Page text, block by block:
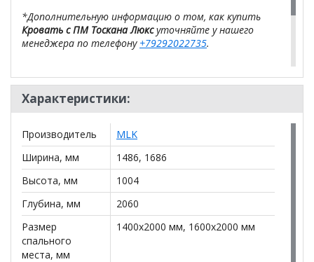
*Дополнительную информацию о том, как купить
Кровать с ПМ Тоскана Люксуточняйте у нашего
менеджера по телефону +79292022735.
действительны только для интернет-магазинаи
могут отличаться от цен в розничных магазинах-
салонах сети!
Характеристики:
Производитель
MLK
Ширина, мм
1486, 1686
Высота, мм
1004
Глубина, мм
2060
Размер
спального
места, мм
1400x2000 мм, 1600x2000 мм